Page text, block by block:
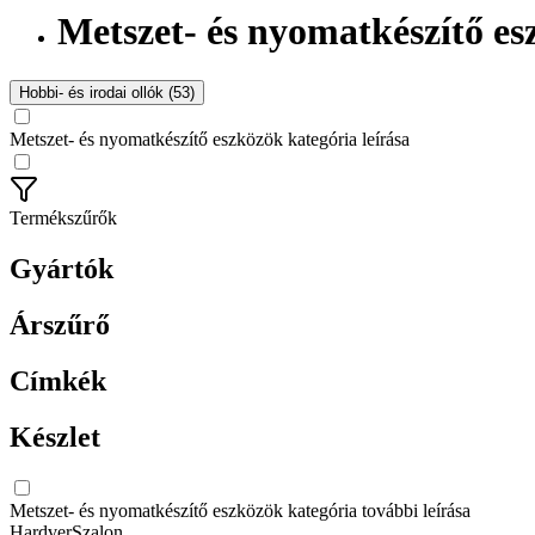
Metszet- és nyomatkészítő
Hobbi- és irodai ollók (53)
Metszet- és nyomatkészítő eszközök kategória leírása
Termékszűrők
Gyártók
Árszűrő
Címkék
Készlet
Metszet- és nyomatkészítő eszközök kategória további leírása